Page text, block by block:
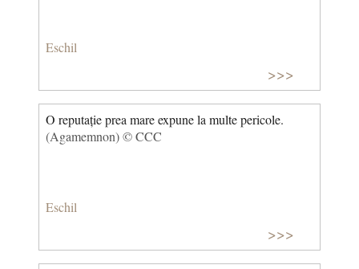
Eschil
>>>
O reputație prea mare expune la multe pericole.
(Agamemnon) © CCC
Eschil
>>>